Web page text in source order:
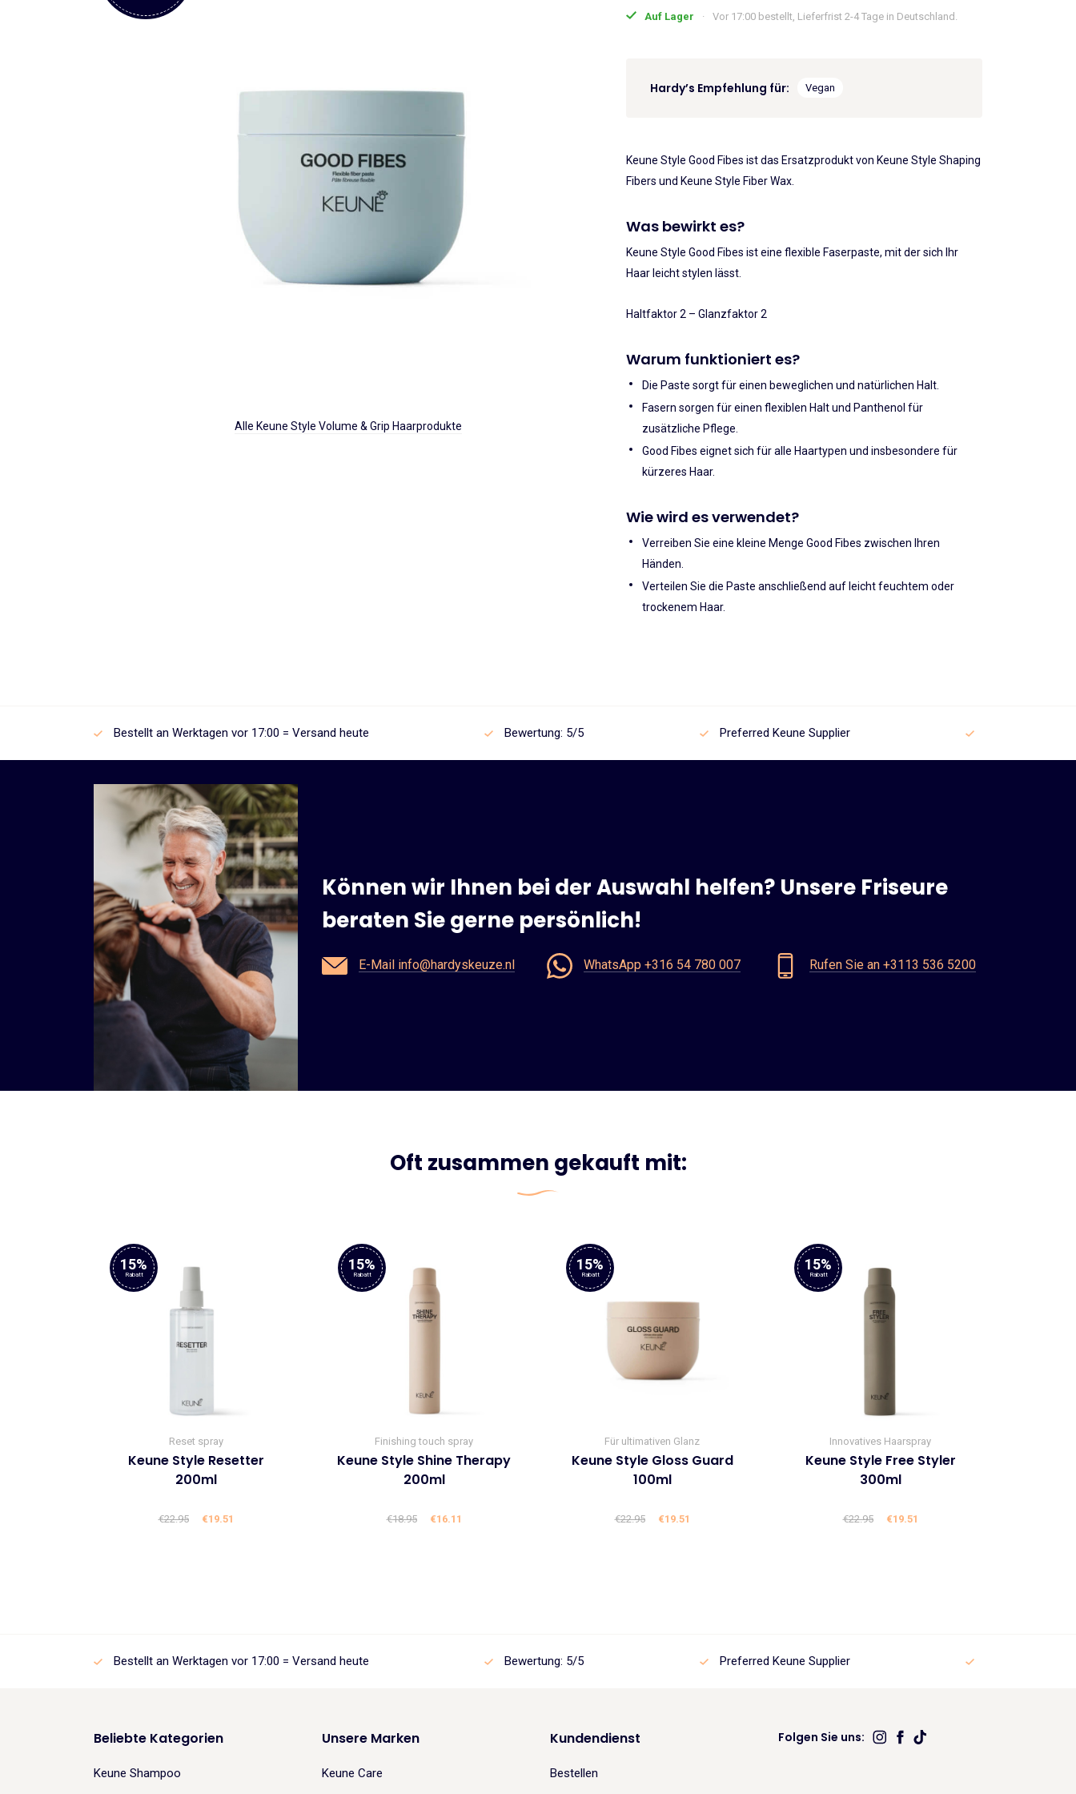
Alle Keune Style Volume & Grip Haarprodukte
Style
Menge
Auf Lager Vor 17:00 bestellt, Lieferfrist 2-4 Tage in Deutschland.
Hardy’s Empfehlung für: Vegan
Keune Style Good Fibes ist das Ersatzprodukt von Keune Style Shaping
Fibers und Keune Style Fiber Wax.
Was bewirkt es?
Keune Style Good Fibes ist eine flexible Faserpaste, mit der sich Ihr
Haar leicht stylen lässt.
Haltfaktor 2 – Glanzfaktor 2
Warum funktioniert es?
Die Paste sorgt für einen beweglichen und natürlichen Halt.
Fasern sorgen für einen flexiblen Halt und Panthenol für
zusätzliche Pflege.
Good Fibes eignet sich für alle Haartypen und insbesondere für
kürzeres Haar.
Wie wird es verwendet?
Verreiben Sie eine kleine Menge Good Fibes zwischen Ihren
Händen.
Verteilen Sie die Paste anschließend auf leicht feuchtem oder
trockenem Haar.
Bestellt an Werktagen vor 17:00 = Versand heute Bewertung: 5/5 Preferred Keune Supplier
Können wir Ihnen bei der Auswahl helfen? Unsere Friseure
beraten Sie gerne persönlich!
E-Mail info@hardyskeuze.nl WhatsApp +316 54 780 007 Rufen Sie an +3113 536 5200
Oft zusammen gekauft mit:
15%
Rabatt
Reset spray
Keune Style Resetter
200ml
€22.95
Ursprünglicher
€19.51
15%
Rabatt
Finishing touch spray
Keune Style Shine Therapy
200ml
€18.95
Ursprünglicher
€16.11
15%
Rabatt
Für ultimativen Glanz
Keune Style Gloss Guard
100ml
€22.95
Ursprünglicher
€19.51
15%
Rabatt
Innovatives Haarspray
Keune Style Free Styler
300ml
€22.95
Ursprünglicher
€19.51
Bestellt an Werktagen vor 17:00 = Versand heute Bewertung: 5/5 Preferred Keune Supplier
Beliebte Kategorien
Keune Shampoo
Unsere Marken
Keune Care
Kundendienst
Bestellen
Folgen Sie uns: